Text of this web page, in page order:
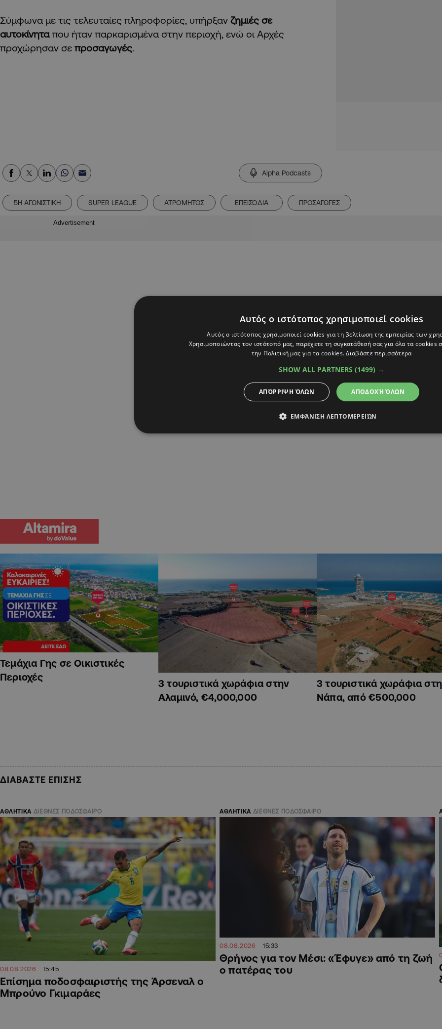
Σύμφωνα με τις τελευταίες πληροφορίες, υπήρξαν ζημιές σε
αυτοκίνηταπου ήταν παρκαρισμένα στην περιοχή, ενώ οι Αρχές
προχώρησαν σε προσαγωγές.
Alpha Podcasts
5Η ΑΓΩΝΙΣΤΙΚΗ SUPER LEAGUE ΑΤΡΟΜΗΤΟΣ ΕΠΕΙΣΟΔΙΑ ΠΡΟΣΑΓΩΓΕΣ
Advertisement
Τεμάχια Γης σε Οικιστικές
Περιοχές
3 τουριστικά χωράφια στην
Αλαμινό, €4,000,000
3 τουριστικά χωράφια
Νάπα, από €500,000
ΔΙΑΒΑΣΤΕ ΕΠΙΣΗΣ
ΑΘΛΗΤΙΚΑ ΔΙΕΘΝΕΣ ΠΟΔΟΣΦΑΙΡΟ
08.08.2026 15:45
Επίσημα ποδοσφαιριστής της Άρσεναλ ο
Μπρούνο Γκιμαράες
ΑΘΛΗΤΙΚΑ ΔΙΕΘΝΕΣ ΠΟΔΟΣΦΑΙΡΟ
08.08.2026 15:33
Θρήνος για τον Μέσι: «Έφυγε» από τη ζωή
ο πατέρας του
Αυτός ο ιστότοπος χρησιμοποιεί cookies
Αυτός ο ιστότοπος χρησιμοποιεί cookies για τη βελτίωση της εμπειρίας των
Χρησιμοποιώντας τον ιστότοπό μας, παρέχετε τη συγκατάθεσή σας για όλα τα cookies
την Πολιτική μας για τα cookies.Διαβάστε περισσότερα
SHOW ALL PARTNERS (1499) →
ΑΠΟΔΟΧΉ ΌΛΩΝ
ΑΠΌΡΡΙΨΗ ΌΛΩΝ
ΕΜΦΆΝΙΣΗ ΛΕΠΤΟΜΕΡΕΙΏΝ